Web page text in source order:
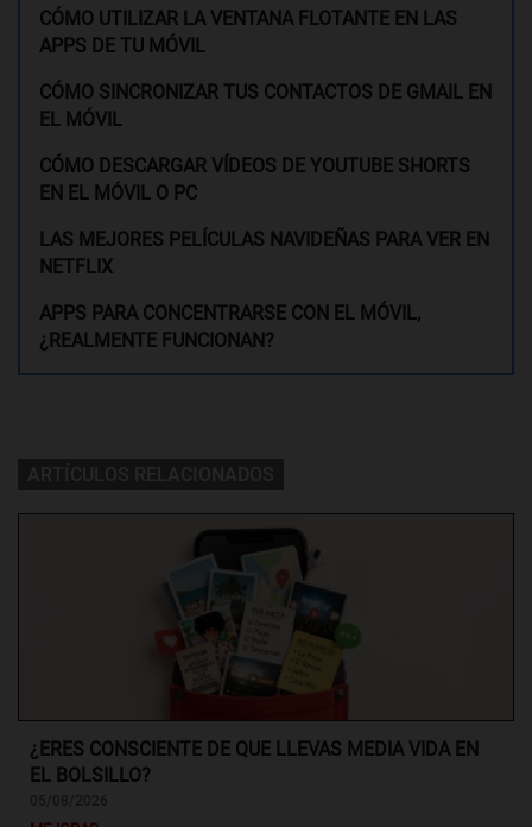
CÓMO UTILIZAR LA VENTANA FLOTANTE EN LAS
APPS DE TU MÓVIL
CÓMO SINCRONIZAR TUS CONTACTOS DE GMAIL EN
EL MÓVIL
CÓMO DESCARGAR VÍDEOS DE YOUTUBE SHORTS
EN EL MÓVIL O PC
LAS MEJORES PELÍCULAS NAVIDEÑAS PARA VER EN
NETFLIX
APPS PARA CONCENTRARSE CON EL MÓVIL,
¿REALMENTE FUNCIONAN?
¿ERES CONSCIENTE DE QUE LLEVAS MEDIA VIDA EN
EL BOLSILLO?